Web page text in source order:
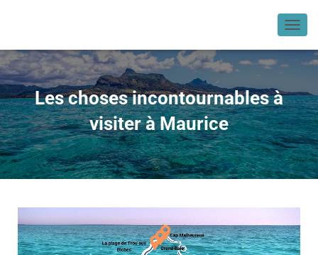
Les choses incontournables à
visiter à Maurice